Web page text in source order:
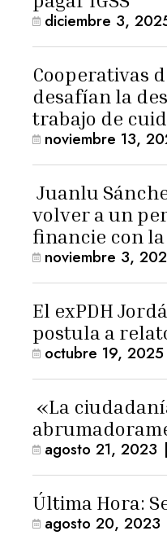
diciembre 3,
Cooperativas
desafían la
trabajo de
noviembre 13,
Juanlu
volver a un
financie con
los lectores»
noviembre 3,
El exPDH
postula a
octubre 19, 2025
«La
agosto 21, 2023 |
Última Hora:
agosto 20, 2023